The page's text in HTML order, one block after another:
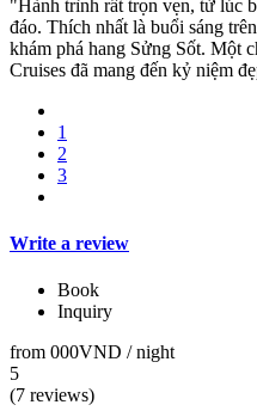
"Hành trình rất trọn vẹn, từ lúc
đáo. Thích nhất là buổi sáng
khám phá hang Sửng Sốt. Một
Cruises đã mang đến kỷ niệm
1
2
3
Write a review
Book
Inquiry
from 000VND / night
5
(7 reviews)